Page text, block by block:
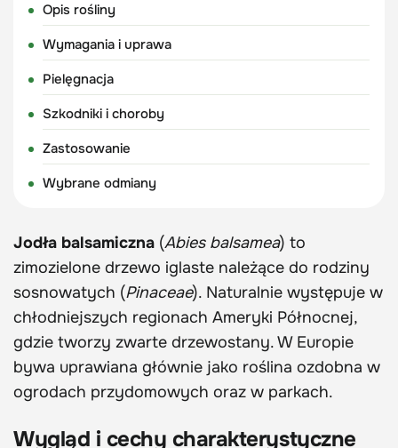
Opis rośliny
Wymagania i uprawa
Pielęgnacja
Szkodniki i choroby
Zastosowanie
Wybrane odmiany
Jodła balsamiczna (Abies balsamea) to
zimozielone drzewo iglaste należące do rodziny
sosnowatych (Pinaceae). Naturalnie występuje w
chłodniejszych regionach Ameryki Północnej,
gdzie tworzy zwarte drzewostany. W Europie
bywa uprawiana głównie jako roślina ozdobna w
ogrodach przydomowych oraz w parkach.
Wygląd i cechy charakterystyczne